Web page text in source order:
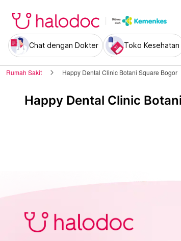
Chat dengan Dokter Toko Kesehatan
Rumah Sakit Happy Dental Clinic Botani Square Bogor
Happy Dental Clinic